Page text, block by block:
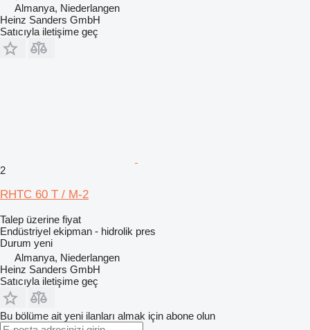
Almanya, Niederlangen
Heinz Sanders GmbH
Satıcıyla iletişime geç
2
RHTC 60 T / M-2
Talep üzerine fiyat
Endüstriyel ekipman - hidrolik pres
Durum yeni
Almanya, Niederlangen
Heinz Sanders GmbH
Satıcıyla iletişime geç
Bu bölüme ait yeni ilanları almak için abone olun